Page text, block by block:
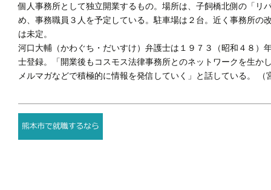
個人事務所として独立開業するもの。場所は、子飼橋北側の「
め、事務職員３人を予定している。駐車場は２台。近く事務所
は未定。
河口大輔（かわぐち・だいすけ）弁護士は１９７３（昭和４８
士登録。「開業後もコスモス法律事務所とのネットワークを生
メルマガなどで積極的に情報を発信していく」と話している。 （